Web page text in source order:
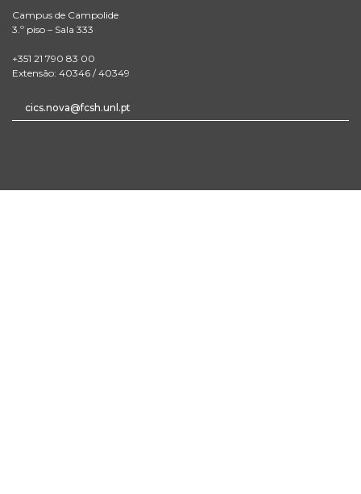
Campus de Campolide
3.º piso – Sala 333
+351 21 790 83 00
Extensão: 40346 / 40349
cics.nova@fcsh.unl.pt